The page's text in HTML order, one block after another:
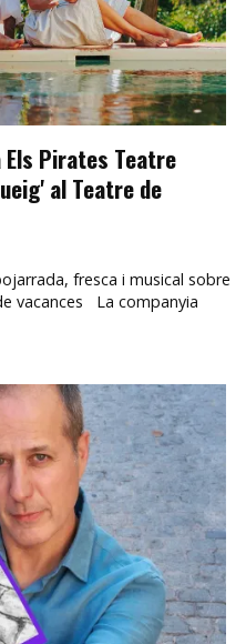
Els Pirates Teatre
al Teatre de
fresca i musical sobre
vacances La companyia